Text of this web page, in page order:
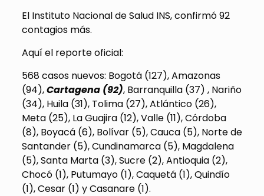
El Instituto Nacional de Salud INS, confirmó 92
contagios más.
Aquí el reporte oficial:
568 casos nuevos: Bogotá (127), Amazonas
(94),Cartagena (92), Barranquilla (37) , Nariño
(34), Huila (31), Tolima (27), Atlántico (26),
Meta (25), La Guajira (12), Valle (11), Córdoba
(8), Boyacá (6), Bolívar (5), Cauca (5), Norte de
Santander (5), Cundinamarca (5), Magdalena
(5), Santa Marta (3), Sucre (2), Antioquia (2),
Chocó (1), Putumayo (1), Caquetá (1), Quindío
(1), Cesar (1) y Casanare (1).